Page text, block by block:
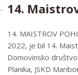
14.
14. MAISTROV
2022, je bil 14.
Domovinsko
Planika, JSKD